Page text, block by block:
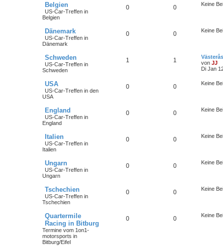
Belgien
US-Car-Treffen in
Belgien
0 0 Keine
Dänemark
US-Car-Treffen in
Dänemark
0 0 Keine
Schweden
US-Car-Treffen in
Schweden
1 1
von JJ
Di Jan
USA
US-Car-Treffen in den
USA
0 0 Keine
England
US-Car-Treffen in
England
0 0 Keine
Italien
US-Car-Treffen in
Italien
0 0 Keine
Ungarn
US-Car-Treffen in
Ungarn
0 0 Keine
Tschechien
US-Car-Treffen in
Tschechien
0 0 Keine
Quartermile
Racing in Bitburg
Termine vom 1on1-
motorsports in
Bitburg/Eifel
0 0 Keine